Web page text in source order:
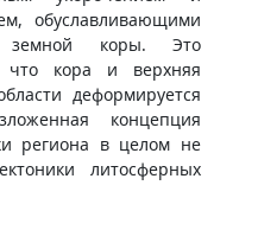
обуславливающими
земной коры. Это
что кора и верхняя
деформируется
концепция
региона в целом не
литосферных